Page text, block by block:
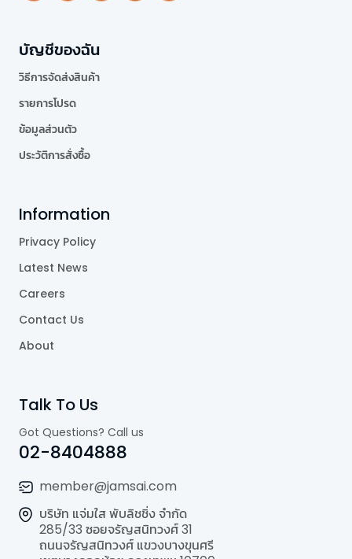
บัญชีของฉัน
วิธีการจัดส่งสินค้า
รายการโปรด
ข้อมูลส่วนตัว
ประวัติการสั่งซื้อ
Information
Privacy Policy
Latest News
Careers
Contact Us
About
Talk To Us
Got Questions? Call us
02-8404888
member@jamsai.com
บริษัท แจ่มใส พับลิชชิ่ง จำกัด
285/33 ซอยจรัญสนิทวงศ์ 31
ถนนจรัญสนิทวงศ์ แขวงบางขุนศรี